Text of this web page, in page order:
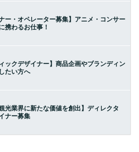
ー・オペレーター募集】アニメ・コンサー
携わるお仕事！
ックデザイナー】商品企画やブランディン
たい方へ
光業界に新たな価値を創出】ディレクタ
ナー募集